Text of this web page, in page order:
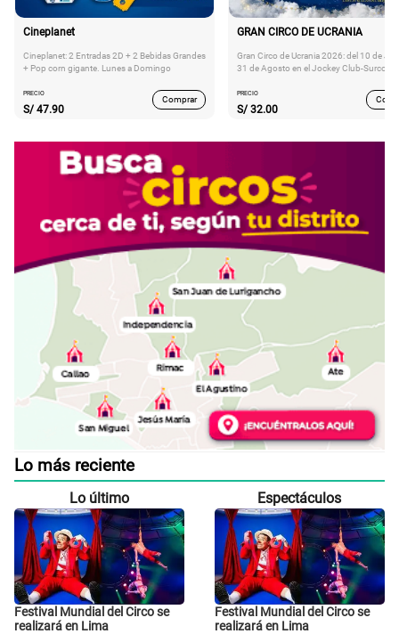
Cineplanet
Cineplanet: 2 Entradas 2D + 2 Bebidas Grandes
+ Pop corn gigante. Lunes a Domingo
PRECIO
S/ 47.90
Comprar
GRAN CIRCO DE UCRANIA
Gran Circo de Ucrania 2026: del 10 de
31 de Agosto en el Jockey Club-Surco
PRECIO
S/ 32.00
Lo más reciente
Lo último
Festival Mundial del Circo se
realizará en Lima
Espectáculos
Festival Mundial del Circo se
realizará en Lima